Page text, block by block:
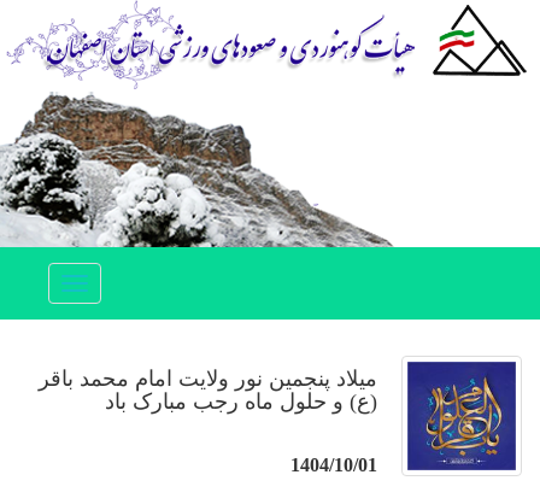
Toggle
میلاد پنجمین نور ولایت امام محمد باقر
(ع) و حلول ماه رجب مبارک باد
1404/10/01